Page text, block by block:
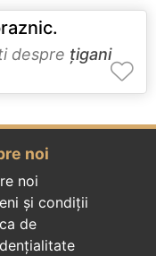
despre țigani
noi
noi
și condiții
de